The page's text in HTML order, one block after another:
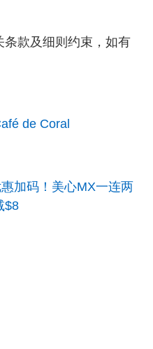
条款及细则约束，如有
de Coral
加码！美心MX一连两
$8